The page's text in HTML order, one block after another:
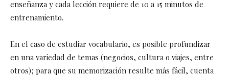
enseñanza y cada lección requiere de 10 a 15 minutos de
entrenamiento.
En el caso de estudiar vocabulario, es posible profundizar
en una variedad de temas (negocios, cultura o viajes, entre
otros); para que su memorización resulte más fácil, cuenta